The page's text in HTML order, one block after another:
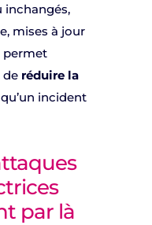
inchangés,
mises à jour
permet
réduire la
incident
par là